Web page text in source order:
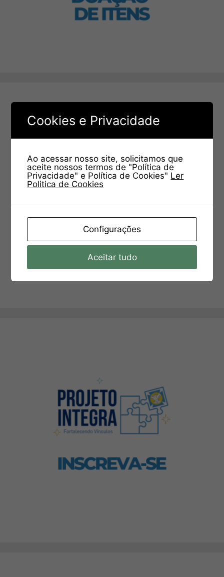
Cookies e Privacidade
Ao acessar nosso site, solicitamos que
aceite nossos termos de "Política de
Privacidade" e Política de Cookies" Ler
Politica de Cookies
Configurações
Aceitar tudo